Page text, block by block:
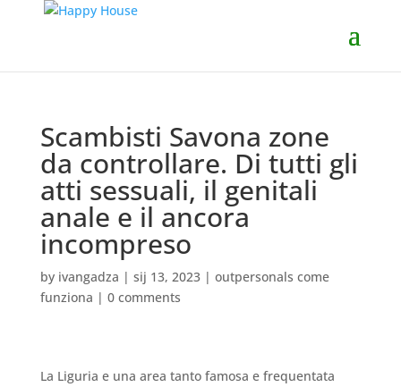
Scambisti Savona zone
da controllare. Di tutti gli
atti sessuali, il genitali
anale e il ancora
incompreso
by ivangadza | sij 13, 2023| outpersonals come
funziona | 0 comments
La Liguria e una area tanto famosa e frequentata